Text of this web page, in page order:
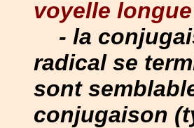
voyelle longue
- la
radical se
sont
conjugaison